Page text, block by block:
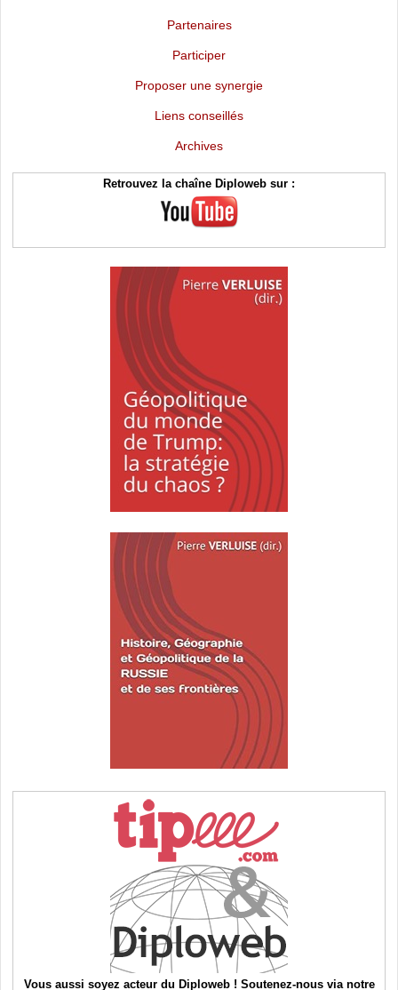
Partenaires
Participer
Proposer une synergie
Liens conseillés
Archives
Retrouvez la chaîne Diploweb sur :
Vous aussi soyez acteur du Diploweb ! Soutenez-nous via notre